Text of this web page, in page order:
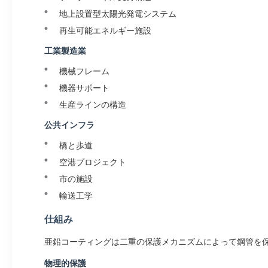
地上設置型太陽光発電システム
再生可能エネルギー施設
工業製造業
機械フレーム
機器サポート
生産ラインの構造
公共インフラ
橋と歩道
空港プロジェクト
市の施設
輸送工学
仕組み
亜鉛コーティングは二重の保護メカニズムによって鋼管を
物理的保護